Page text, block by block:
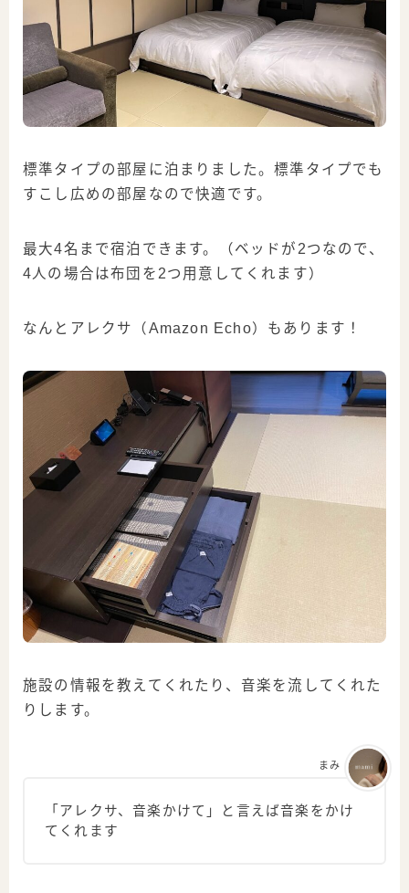
標準タイプの部屋に泊まりました。標準タイプでも
すこし広めの部屋なので快適です。
最大4名まで宿泊できます。（ベッドが2つなので、
4人の場合は布団を2つ用意してくれます）
なんとアレクサ（Amazon Echo）もあります！
施設の情報を教えてくれたり、音楽を流してくれた
りします。
「アレクサ、音楽かけて」と言えば音楽をかけ
てくれます
まみ